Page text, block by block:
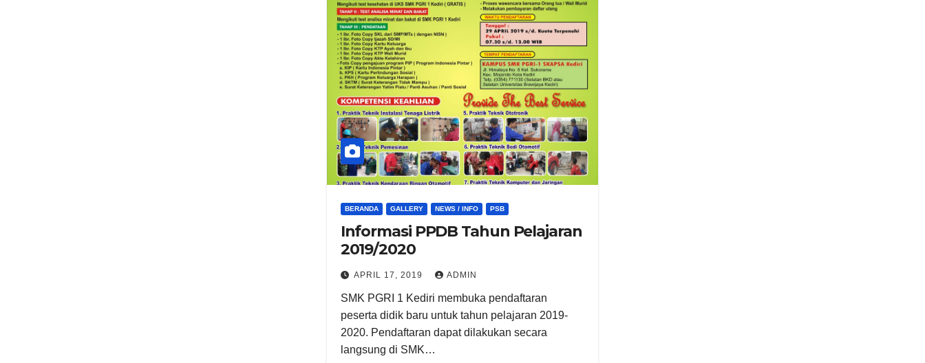
BERANDA GALLERY NEWS / INFO PSB
Informasi PPDB Tahun Pelajaran
2019/2020
APRIL 17, 2019 ADMIN
SMK PGRI 1 Kediri membuka pendaftaran
peserta didik baru untuk tahun pelajaran 2019-
2020. Pendaftaran dapat dilakukan secara
langsung di SMK…